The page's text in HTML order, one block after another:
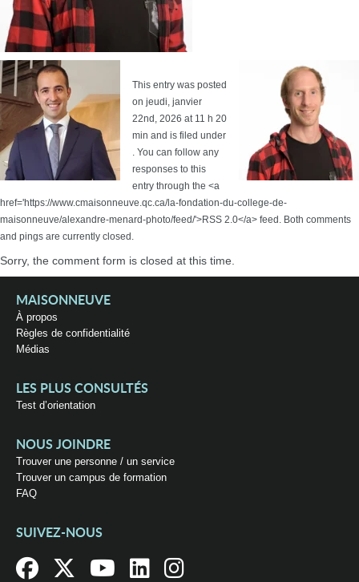
This entry was posted
on jeudi, janvier
22nd, 2026 at 11 h 20
min and is filed under
. You can follow any
responses to this
entry through the <a
href='https://www.cmaisonneuve.qc.ca/la-fondation-du-college-de-
maisonneuve/alexandre-menard-photo/feed/'>RSS 2.0</a> feed. Both comments
and pings are currently closed.
Sorry, the comment form is closed at this time.
MAISONNEUVE
À propos
Règles de confidentialité
Médias
LES PLUS CONSULTÉS
Test d’orientation
NOUS JOINDRE
Trouver une personne / un service
Trouver un campus de formation
FAQ
SUIVEZ-NOUS